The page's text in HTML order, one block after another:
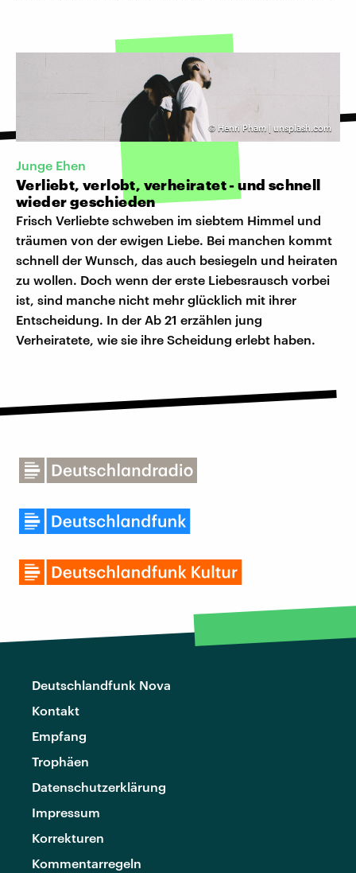
© Henri Pham | unsplash.com
Junge Ehen
Verliebt, verlobt, verheiratet - und schnell
wieder geschieden
Frisch Verliebte schweben im siebtem Himmel und
träumen von der ewigen Liebe. Bei manchen kommt
schnell der Wunsch, das auch besiegeln und heiraten
zu wollen. Doch wenn der erste Liebesrausch vorbei
ist, sind manche nicht mehr glücklich mit ihrer
Entscheidung. In der Ab 21 erzählen jung
Verheiratete, wie sie ihre Scheidung erlebt haben.
Deutschlandfunk Nova
Kontakt
Empfang
Trophäen
Datenschutzerklärung
Impressum
Korrekturen
Kommentarregeln